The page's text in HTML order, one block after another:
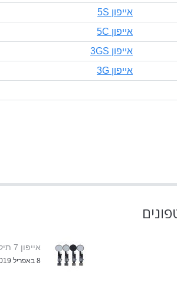
אייפון 5S
אייפון 5C
אייפון 3GS
אייפון 3G
אייפון 7 תיקון כפתור בית
8 באפריל 2019